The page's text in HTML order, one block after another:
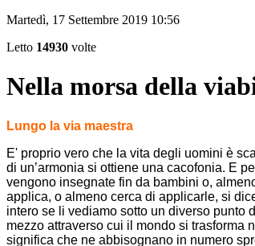
Martedì, 17 Settembre 2019 10:56
Letto 14930 volte
Nella morsa della
Lungo la via maestra
E' proprio vero che la vita degli uomini è
di un’armonia si ottiene una cacofonia. E
vengono insegnate fin da bambini o,
applica, o almeno cerca di applicarle, si
intero se li vediamo sotto un diverso punto
mezzo attraverso cui il mondo si trasforma
significa che ne abbisognano in numero